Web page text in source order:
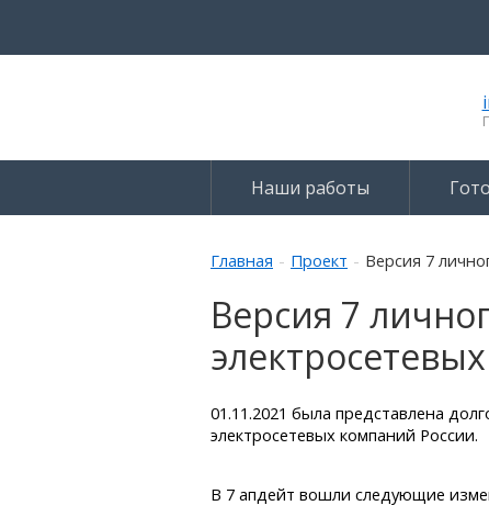
Наши работы
Главная Проект Версия 7
Версия 7
01.11.2021 была представлена
электросетевых компаний России.
В 7 апдейт вошли следующие